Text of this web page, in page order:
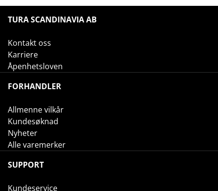
TURA SCANDINAVIA AB
Kontakt oss
Karriere
Åpenhetsloven
FORHANDLER
Allmenne vilkår
Kundesøknad
Nyheter
Alle varemerker
SUPPORT
Kundeservice